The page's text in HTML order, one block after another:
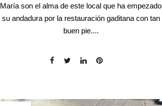
María son el alma de este local que ha empezado
su andadura por la restauración gaditana con tan
buen pie....